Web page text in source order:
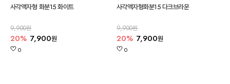
사각액자형 화분15 화이트
9,900원
20% 7,900원
0
사각액자형화분15 다크브라운
9,900원
20% 7,900원
0